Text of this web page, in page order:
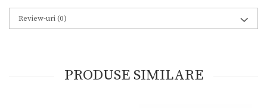
Review-uri(0)
PRODUSE SIMILARE